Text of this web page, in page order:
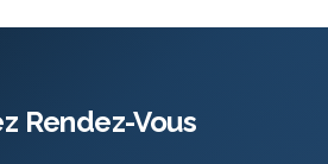
Rendez-Vous